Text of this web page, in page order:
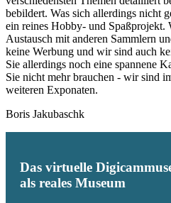
bebildert. Was sich allerdings nicht
ein reines Hobby- und Spaßprojekt.
Austausch mit anderen Sammlern
keine Werbung und wir sind auch
Sie allerdings noch eine spannene
Sie nicht mehr brauchen - wir sind
weiteren Exponaten.
Boris Jakubaschk
Das virtuelle
als reales Museum